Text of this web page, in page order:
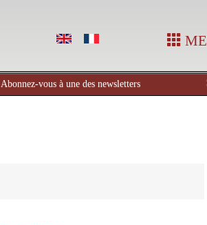
Abonnez-vous à une des newsletters